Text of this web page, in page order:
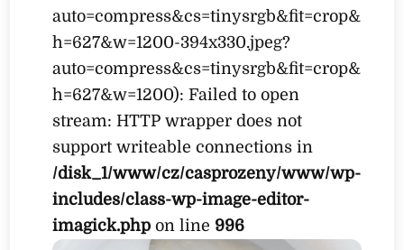
auto=compress&cs=tinysrgb&fit=crop&
h=627&w=1200-394x330.jpeg?
auto=compress&cs=tinysrgb&fit=crop&
h=627&w=1200): Failed to open
stream: HTTP wrapper does not
support writeable connections in
/disk_1/www/cz/casprozeny/www/wp-
includes/class-wp-image-editor-
imagick.php on line 996